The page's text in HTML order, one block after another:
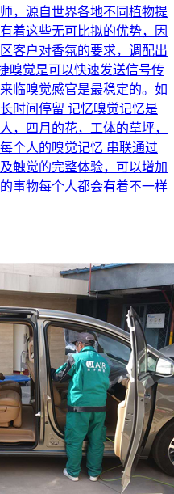
，源自世界各地不同植物提
着这些无可比拟的优势，因
客户对香氛的要求，调配出
嗅觉是可以快速发送信号传
临嗅觉感官是最稳定的。如
时间停留 记忆嗅觉记忆是
，四月的花，工体的草坪，
个人的嗅觉记忆 串联通过
触觉的完整体验，可以增加
事物每个人都会有着不一样